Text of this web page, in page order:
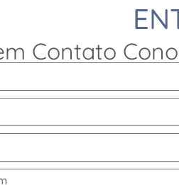
Contato